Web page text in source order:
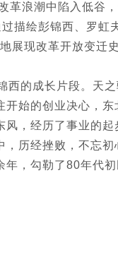
浪潮中陷入低谷
描绘彭锦西、罗虹
展现改革开放变迁史
的成长片段。天
始的创业决心，
风，经历了事业的
历经挫败，不忘
，勾勒了80年代